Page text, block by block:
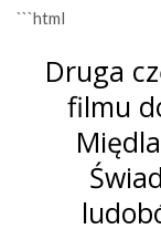
```html
Druga
filmu